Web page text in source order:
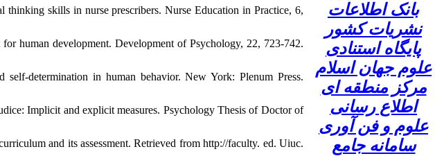
بانک اطلاعات
نشریات کشور
پایگاه استنادی
علوم جهان اسلام
مرکز منطقه ای
اطلاع رسانی
علوم و فن آوری
سامانه جامع
skills in nurse prescribers. Nurse Education in Practice, 6,
human development. Development of Psychology, 22, 723-742.
determination in human behavior. New York: Plenum Press.
Implicit and explicit measures. Psychology Thesis of Doctor of
and its assessment. Retrieved from http://faculty. ed. Uiuc.